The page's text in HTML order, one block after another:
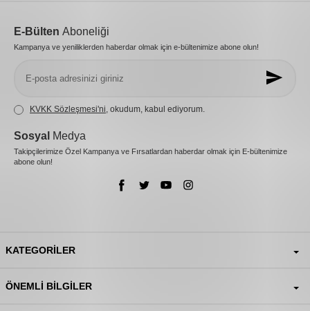
E-Bülten Aboneliği
Kampanya ve yeniliklerden haberdar olmak için e-bültenimize abone olun!
KVKK Sözleşmesi'ni , okudum, kabul ediyorum.
Sosyal Medya
Takipçilerimize Özel Kampanya ve Fırsatlardan haberdar olmak için E-bültenimize
abone olun!
KATEGORILER
ÖNEMLI BILGILER